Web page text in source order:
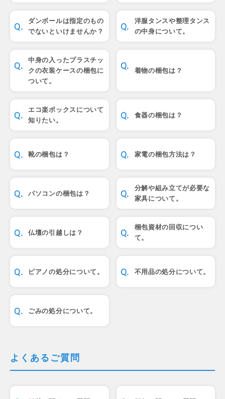
ダンボールは指定のもの
でないといけませんか？
洋服タンスや整理タンス
の中身について。
中身の入ったプラスチッ
クの衣装ケースの梱包に
ついて。
着物の梱包は？
エコ楽ボックスについて
知りたい。
食器の梱包は？
靴の梱包は？ 家電の梱包方法は？
パソコンの梱包は？
分解や組み立てが必要な
家具について。
仏壇の引越しは？
梱包資材の回収につい
て。
ピアノの処分について。 不用品の処分について。
ごみの処分について。
よくあるご質問